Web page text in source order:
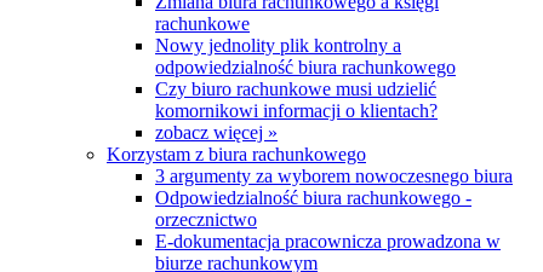
rachunkowe
Nowy jednolity plik kontrolny a
odpowiedzialność biura rachunkowego
Czy biuro rachunkowe musi udzielić
komornikowi informacji o klientach?
zobacz więcej »
Korzystam z biura rachunkowego
3 argumenty za wyborem nowoczesnego biura
Odpowiedzialność biura rachunkowego -
orzecznictwo
E-dokumentacja pracownicza prowadzona w
biurze rachunkowym